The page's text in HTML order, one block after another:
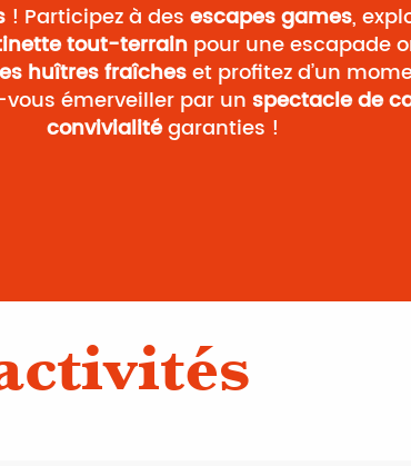
! Participez à des escapes games,
tout-terrainpour une escapade
huîtres fraîcheset profitez d’un
émerveiller par un spectacle de
convivialitégaranties !